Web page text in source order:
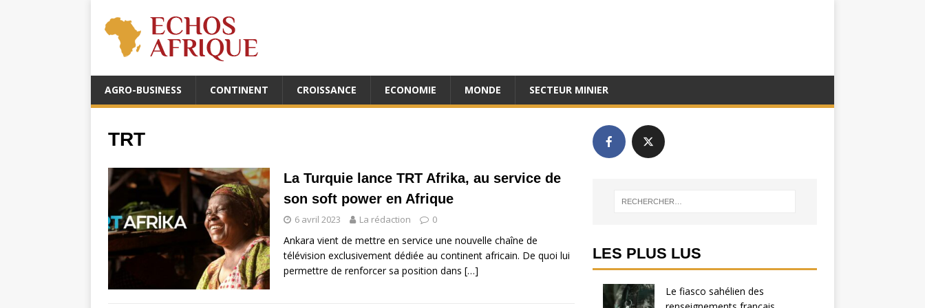
AGRO-BUSINESS CONTINENT CROISSANCE ECONOMIE MONDE SECTEUR MINIER
TRT
La Turquie lance TRT Afrika, au service de
son soft power en Afrique
6 avril 2023 La rédaction 0
Ankara vient de mettre en service une nouvelle chaîne de
télévision exclusivement dédiée au continent africain. De quoi lui
permettre de renforcer sa position dans […]
LES PLUS LUS
Le fiasco sahélien des